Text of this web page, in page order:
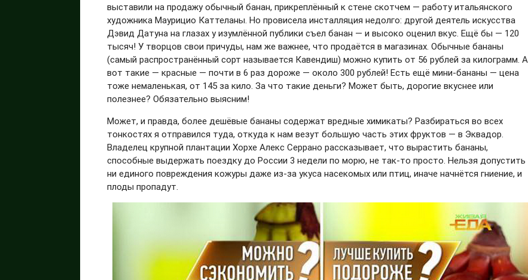
выставили на продажу обычный банан, прикреплённый к стене скотчем — работу итальянского
художника Маурицио Каттеланы. Но провисела инсталляция недолго: другой деятель искусства
Дэвид Датуна на глазах у изумлённой публики съел банан — и высоко оценил вкус. Ещё бы — 120
тысяч! У творцов свои причуды, нам же важнее, что продаётся в магазинах. Обычные бананы
(самый распространённый сорт называется Кавендиш) можно купить от 56 рублей за килограмм. А
вот такие — красные — почти в 6 раз дороже — около 300 рублей! Есть ещё мини-бананы — цена
тоже немаленькая, от 145 за кило. За что такие деньги? Может быть, дорогие вкуснее или
полезнее? Обязательно выясним!
Может, и правда, более дешёвые бананы содержат вредные химикаты? Разбираться во всех
тонкостях я отправился туда, откуда к нам везут большую часть этих фруктов — в Эквадор.
Владелец крупной плантации Хорхе Алекс Серрано рассказывает, что вырастить бананы,
способные выдержать поездку до России 3 недели по морю, не так-то просто. Нельзя допустить
ни единого повреждения кожуры даже из-за укуса насекомых или птиц, иначе начнётся гниение, и
плоды пропадут.